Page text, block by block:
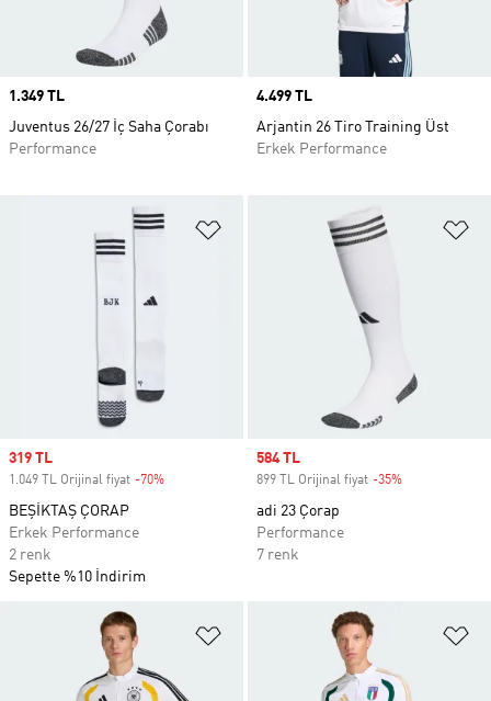
Price
1.349 TL
Juventus 26/27 İç Saha Çorabı
Performance
Price
4.499 TL
Arjantin 26 Tiro Training Üst
Erkek Performance
Favori Listesine Ekle
Sale price
319 TL
1.049 TL Orijinal fiyat -70%
BEŞİKTAŞ ÇORAP
Erkek Performance
2 renk
Sepette %10 İndirim
Sale price
584 TL
899 TL Orijinal fiyat -35%
adi 23 Çorap
Performance
7 renk
Favori Listesine Ekle